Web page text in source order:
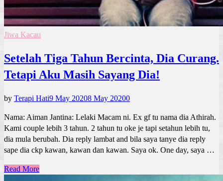
Jiwa Kacau
Setelah Tiga Tahun Bercinta, Dia Curang.
Tetapi Aku Masih Sayang Dia!
by Terapi Hati9 May 20208 May 20200
Nama: Aiman Jantina: Lelaki Macam ni. Ex gf tu nama dia Athirah.
Kami couple lebih 3 tahun. 2 tahun tu oke je tapi setahun lebih tu,
dia mula berubah. Dia reply lambat and bila saya tanye dia reply
sape dia ckp kawan, kawan dan kawan. Saya ok. One day, saya …
Read More